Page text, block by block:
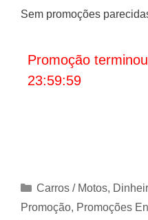
Sem promoções
Promoção
23:59:59
Categorias
Carros / Motos,
Promoção, Promoções